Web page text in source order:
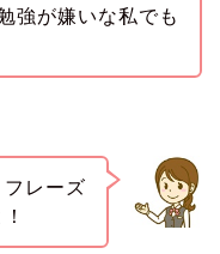
強が嫌いな私でも
レーズ